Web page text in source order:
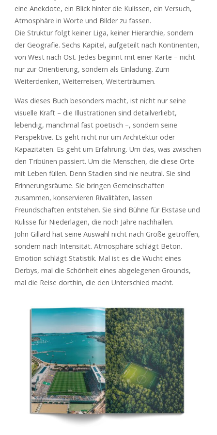
eine Anekdote, ein Blick hinter die Kulissen, ein Versuch,
Atmosphäre in Worte und Bilder zu fassen.
Die Struktur folgt keiner Liga, keiner Hierarchie, sondern
der Geografie. Sechs Kapitel, aufgeteilt nach Kontinenten,
von West nach Ost. Jedes beginnt mit einer Karte – nicht
nur zur Orientierung, sondern als Einladung. Zum
Weiterdenken, Weiterreisen, Weiterträumen.
Was dieses Buch besonders macht, ist nicht nur seine
visuelle Kraft – die Illustrationen sind detailverliebt,
lebendig, manchmal fast poetisch –, sondern seine
Perspektive. Es geht nicht nur um Architektur oder
Kapazitäten. Es geht um Erfahrung. Um das, was zwischen
den Tribünen passiert. Um die Menschen, die diese Orte
mit Leben füllen. Denn Stadien sind nie neutral. Sie sind
Erinnerungsräume. Sie bringen Gemeinschaften
zusammen, konservieren Rivalitäten, lassen
Freundschaften entstehen. Sie sind Bühne für Ekstase und
Kulisse für Niederlagen, die noch Jahre nachhallen.
John Gillard hat seine Auswahl nicht nach Größe getroffen,
sondern nach Intensität. Atmosphäre schlägt Beton.
Emotion schlägt Statistik. Mal ist es die Wucht eines
Derbys, mal die Schönheit eines abgelegenen Grounds,
mal die Reise dorthin, die den Unterschied macht.